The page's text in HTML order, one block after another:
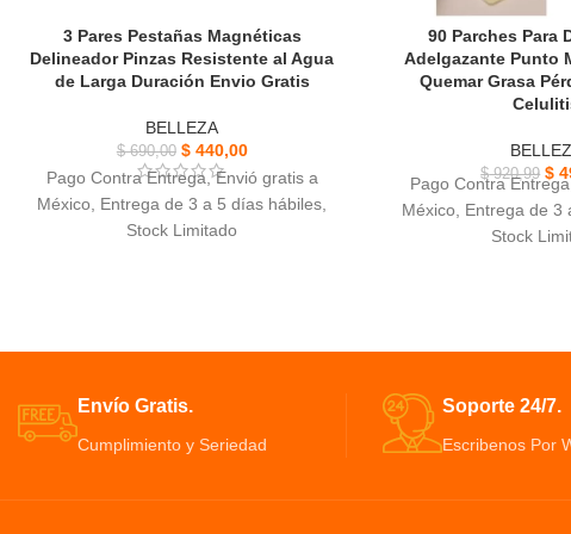
3 Pares Pestañas Magnéticas
Delineador Pinzas Resistente al Agua
de Larga Duración Envio Gratis
BELLEZA
$690,00 $440,00
Pago Contra Entrega, Envió gratis a
México, Entrega de 3 a 5 días hábiles,
Stock Limitado
Pestañas magnéticas 100% nuevas Muy
suaves y cómodas de llevar Adecuadas
90 Parches Para
Adelgazante Punto
Quemar Grasa
$920,99 $
Pago Contra
México, Entrega de 3
Stock
Bloquea activamente la
grasas, aumenta la
absorción de grasa,
Envío Gratis.
Cumplimiento y Seriedad
Soporte 24/7.
Escribenos Por